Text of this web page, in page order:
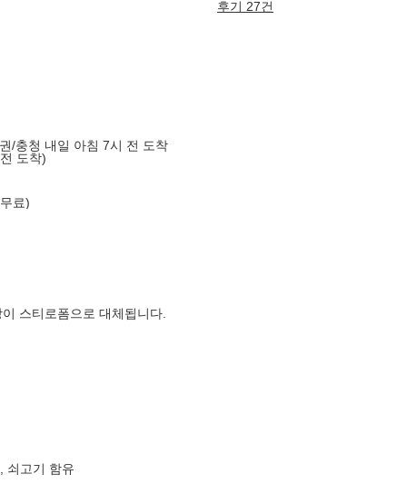
후기 27건
/충청 내일 아침 7시 전 도착
도착)
료)
스티로폼으로 대체됩니다.
쇠고기 함유